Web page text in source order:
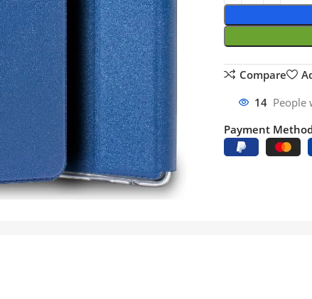
Compare
14 People
Payment